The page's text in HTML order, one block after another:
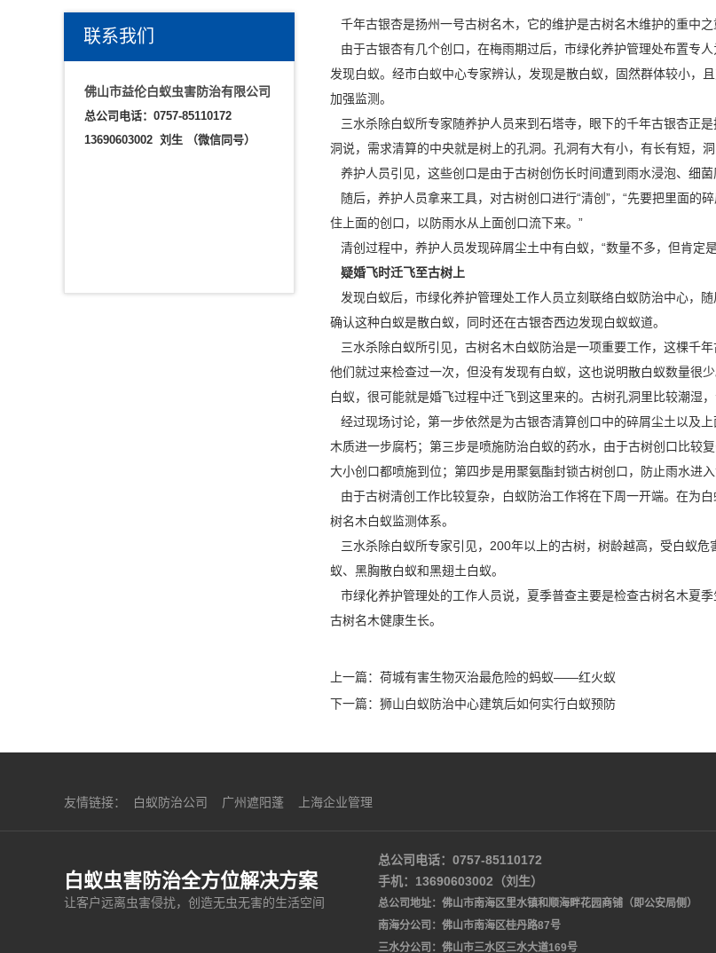
联系我们
佛山市益伦白蚁虫害防治有限公司
总公司电话：0757-85110172
13690603002 刘生
（微信同号）
千年古银杏是扬州一号古树名木，它的维护是古树名木维护的重中之
由于古银杏有几个创口，在梅雨期过后，市绿化养护管理处布置专人
发现白蚁。经市白蚁中心专家辨认，发现是散白蚁，固然群体较小，
加强监测。
三水杀除白蚁所专家随养护人员来到石塔寺，眼下的千年古银杏正
洞说，需求清算的中央就是树上的孔洞。孔洞有大有小，有长有短，
养护人员引见，这些创口是由于古树创伤长时间遭到雨水浸泡、细
随后，养护人员拿来工具，对古树创口进行“清创”，“先要把里面的
住上面的创口，以防雨水从上面创口流下来。”
清创过程中，养护人员发现碎屑尘土中有白蚁，“数量不多，但肯定
疑婚飞时迁飞至古树上
发现白蚁后，市绿化养护管理处工作人员立刻联络白蚁防治中心，
确认这种白蚁是散白蚁，同时还在古银杏西边发现白蚁蚁道。
三水杀除白蚁所引见，古树名木白蚁防治是一项重要工作，这棵千
他们就过来检查过一次，但没有发现有白蚁，这也说明散白蚁数量很
白蚁，很可能就是婚飞过程中迁飞到这里来的。古树孔洞里比较潮湿
经过现场讨论，第一步依然是为古银杏清算创口中的碎屑尘土以及
木质进一步腐朽；第三步是喷施防治白蚁的药水，由于古树创口比较
大小创口都喷施到位；第四步是用聚氨酯封锁古树创口，防止雨水进入
由于古树清创工作比较复杂，白蚁防治工作将在下周一开端。在为
树名木白蚁监测体系。
三水杀除白蚁所专家引见，200年以上的古树，树龄越高，受白蚁
蚁、黑胸散白蚁和黑翅土白蚁。
市绿化养护管理处的工作人员说，夏季普查主要是检查古树名木夏
古树名木健康生长。
上一篇： 荷城有害生物灭治最危险的蚂蚁——红火蚁
下一篇： 狮山白蚁防治中心建筑后如何实行白蚁预防
友情链接： 白蚁防治公司 广州遮阳蓬 上海企业管理
白蚁虫害防治全方位解决方案
让客户远离虫害侵扰，创造无虫无害的生活空间
总公司电话：0757-85110172
手机：13690603002（刘生）
总公司地址：佛山市南海区里水镇和顺海畔花园商铺（即公安局侧）
南海分公司：佛山市南海区桂丹路87号
三水分公司：佛山市三水区三水大道169号